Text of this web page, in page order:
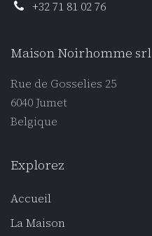
+32 71 81 02 76
Maison Noirhomme srl
Rue de Gosselies 25
6040 Jumet
Belgique
Explorez
Accueil
La Maison